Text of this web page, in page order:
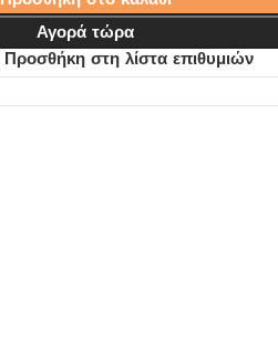
Αγορά τώρα
Προσθήκη στη λίστα επιθυμιών